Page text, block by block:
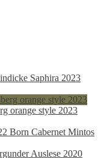
Saphira 2023
orange style 2023
Born Cabernet Mintos